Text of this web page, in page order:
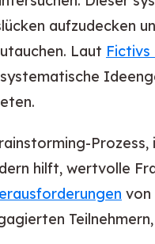
aufzudecken
Laut Fictivs
Prozess,
hilft, wertvolle
von